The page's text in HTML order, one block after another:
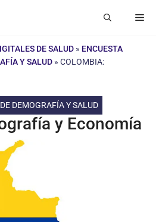
DE SALUD » ENCUESTA
Y SALUD » COLOMBIA:
DEMOGRAFÍA Y SALUD
y Economía